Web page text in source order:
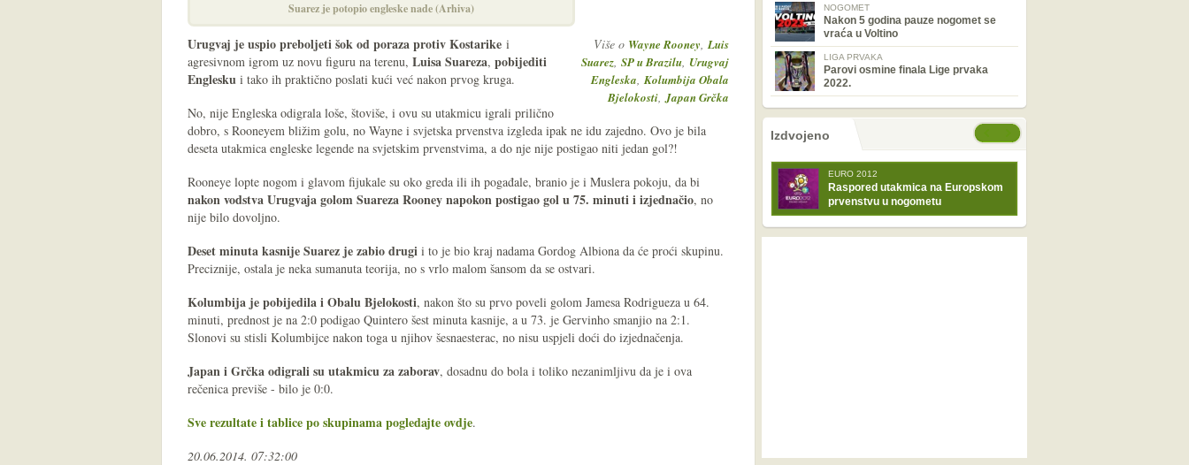
Suarez je potopio engleske nade (Arhiva)
Više o Wayne Rooney,Luis
Suarez, SP u Brazilu, Urugvaj
Engleska,Kolumbija Obala
Bjelokosti,Japan Grčka
Urugvaj je uspio preboljeti šok od poraza protiv Kostarike i
agresivnom igrom uz novu figuru na terenu, Luisa Suareza, pobijediti
Englesku i tako ih praktično poslati kući već nakon prvog kruga.
No, nije Engleska odigrala loše, štoviše, i ovu su utakmicu igrali prilično
dobro, s Rooneyem bližim golu, no Wayne i svjetska prvenstva izgleda ipak ne idu zajedno. Ovo je bila
deseta utakmica engleske legende na svjetskim prvenstvima, a do nje nije postigao niti jedan gol?!
Rooneye lopte nogom i glavom fijukale su oko greda ili ih pogađale, branio je i Muslera pokoju, da bi
nakon vodstva Urugvaja golom Suareza Rooney napokon postigao gol u 75. minuti i izjednačio, no
nije bilo dovoljno.
Deset minuta kasnije Suarez je zabio drugi i to je bio kraj nadama Gordog Albiona da će proći skupinu.
Preciznije, ostala je neka sumanuta teorija, no s vrlo malom šansom da se ostvari.
Kolumbija je pobijedila i Obalu Bjelokosti, nakon što su prvo poveli golom Jamesa Rodrigueza u 64.
minuti, prednost je na 2:0 podigao Quintero šest minuta kasnije, a u 73. je Gervinho smanjio na 2:1.
Slonovi su stisli Kolumbijce nakon toga u njihov šesnaesterac, no nisu uspjeli doći do izjednačenja.
Japan i Grčka odigrali su utakmicu za zaborav, dosadnu do bola i toliko nezanimljivu da je i ova
rečenica previše - bilo je 0:0.
Sve rezultate i tablice po skupinama pogledajte ovdje.
20.06.2014. 07:32:00
NOGOMET
Nakon 5 godina pauze nogomet se
vraća u Voltino
LIGA PRVAKA
Parovi osmine finala Lige prvaka
2022.
nema prethodne stranice
nema sljedeće stranice
Izdvojeno
EURO 2012
Raspored utakmica na Europskom
prvenstvu u nogometu